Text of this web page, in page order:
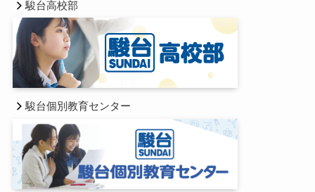
駿台高校部
駿台個別教育センター